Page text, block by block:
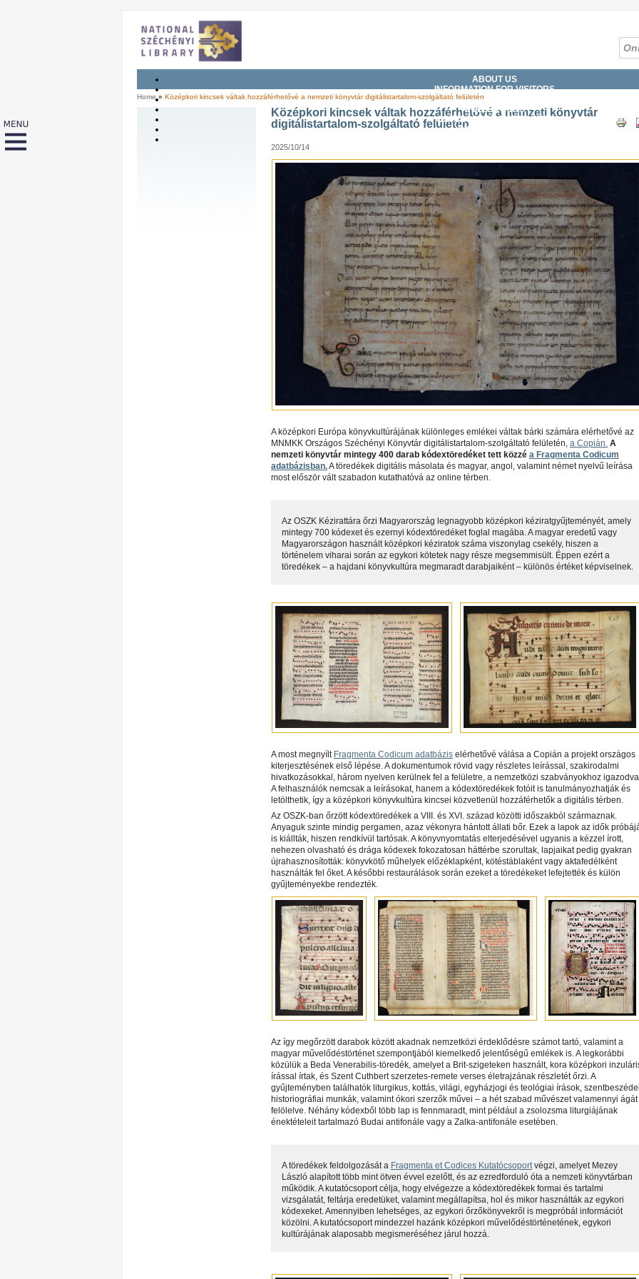
ABOUT US
INFORMATION FOR VISITORS
SERVICES
COLLECTIONS
CATALOGUES, DATABASES
DIGITAL LIBRARY
Home » Középkori kincsek váltak hozzáférhetővé a nemzeti könyvtár digitálistartalom-szolgáltató felületén
Középkori kincsek váltak hozzáférhetővé a nemzeti könyvtár
digitálistartalom-szolgáltató felületén
2025/10/14
A középkori Európa könyvkultúrájának különleges emlékei váltak bárki számára elérhetővé az
MNMKK Országos Széchényi Könyvtár digitálistartalom-szolgáltató felületén, a Copián. A
nemzeti könyvtár mintegy 400 darab kódextöredéket tett közzé a Fragmenta Codicum
adatbázisban.A töredékek digitális másolata és magyar, angol, valamint német nyelvű leírása
most először vált szabadon kutathatóvá az online térben.
Az OSZK Kézirattára őrzi Magyarország legnagyobb középkori kéziratgyűjteményét, amely
mintegy 700 kódexet és ezernyi kódextöredéket foglal magába. A magyar eredetű vagy
Magyarországon használt középkori kéziratok száma viszonylag csekély, hiszen a
történelem viharai során az egykori kötetek nagy része megsemmisült. Éppen ezért a
töredékek – a hajdani könyvkultúra megmaradt darabjaiként – különös értéket képviselnek.
A most megnyílt Fragmenta Codicum adatbázis elérhetővé válása a Copián a projekt országos
kiterjesztésének első lépése. A dokumentumok rövid vagy részletes leírással, szakirodalmi
hivatkozásokkal, három nyelven kerülnek fel a felületre, a nemzetközi szabványokhoz
A felhasználók nemcsak a leírásokat, hanem a kódextöredékek fotóit is tanulmányozhatják és
letölthetik, így a középkori könyvkultúra kincsei közvetlenül hozzáférhetők a digitális térben.
Az OSZK-ban őrzött kódextöredékek a VIII. és XVI. század közötti időszakból származnak.
Anyaguk szinte mindig pergamen, azaz vékonyra hántott állati bőr. Ezek a lapok az idők
is kiállták, hiszen rendkívül tartósak. A könyvnyomtatás elterjedésével ugyanis a kézzel írott,
nehezen olvasható és drága kódexek fokozatosan háttérbe szorultak, lapjaikat pedig gyakran
újrahasznosították: könyvkötő műhelyek előzéklapként, kötéstáblaként vagy aktafedélként
használták fel őket. A későbbi restaurálások során ezeket a töredékeket lefejtették és külön
gyűjteményekbe rendezték.
Az így megőrzött darabok között akadnak nemzetközi érdeklődésre számot tartó, valamint a
magyar művelődéstörténet szempontjából kiemelkedő jelentőségű emlékek is. A legkorábbi
közülük a Beda Venerabilis-töredék, amelyet a Brit-szigeteken használt, kora középkori
írással írtak, és Szent Cuthbert szerzetes-remete verses életrajzának részletét őrzi. A
gyűjteményben találhatók liturgikus, kottás, világi, egyházjogi és teológiai írások,
historiográfiai munkák, valamint ókori szerzők művei – a hét szabad művészet valamennyi ágát
felölelve. Néhány kódexből több lap is fennmaradt, mint például a zsolozsma liturgiájának
énektételeit tartalmazó Budai antifonále vagy a Zalka-antifonále esetében.
A töredékek feldolgozását a Fragmenta et Codices Kutatócsoportvégzi, amelyet Mezey
László alapított több mint ötven évvel ezelőtt, és az ezredforduló óta a nemzeti könyvtárban
működik. A kutatócsoport célja, hogy elvégezze a kódextöredékek formai és tartalmi
vizsgálatát, feltárja eredetüket, valamint megállapítsa, hol és mikor használták az egykori
kódexeket. Amennyiben lehetséges, az egykori őrzőkönyvekről is megpróbál információt
közölni. A kutatócsoport mindezzel hazánk középkori művelődéstörténetének, egykori
kultúrájának alaposabb megismeréséhez járul hozzá.